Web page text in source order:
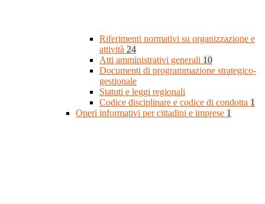
Riferimenti normativi su organizzazione e
attività 24
Atti amministrativi generali 10
Documenti di programmazione strategico-
gestionale
Statuti e leggi regionali
Codice disciplinare e codice di condotta 1
Oneri informativi per cittadini e imprese 1